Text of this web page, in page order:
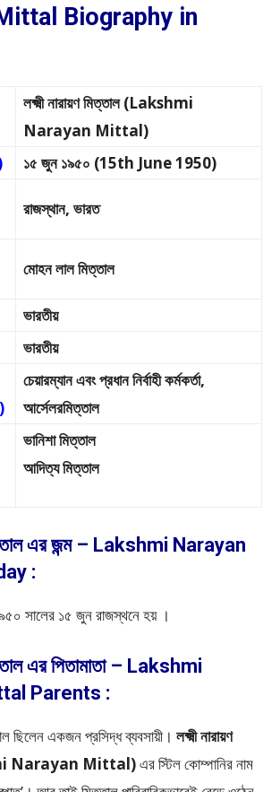
Biography in
লক্ষ্মী নারায়ণ মিত্তাল (Lakshmi
Narayan Mittal)
১৫ জুন ১৯৫০ (15th June 1950)
রাজস্থান, ভারত
মোহন লাল মিত্তাল
ভারতীয়
ভারতীয়
চেয়ারম্যান এবং প্রধান নির্বাহী কর্মকর্তা,
আর্সেলরমিত্তাল
ভানিশা মিত্তাল
আদিত্য মিত্তাল
এর জন্ম – Lakshmi Narayan
:
সালের ১৫ জুন রাজস্থনে হয় ।
এর পিতামাতা – Lakshmi
Parents :
ছিলেন একজন প্রসিদ্ধ ব্যবসায়ী। লক্ষ্মী নারায়ণ
Narayan Mittal)এর স্টিল কোম্পানির নাম